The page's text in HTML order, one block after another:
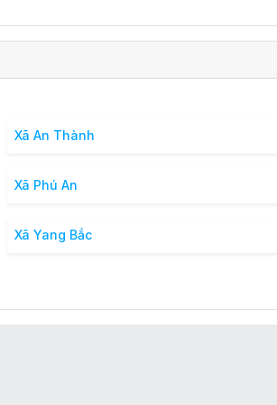
Xã An Thành
Xã Phú An
Xã Yang Bắc